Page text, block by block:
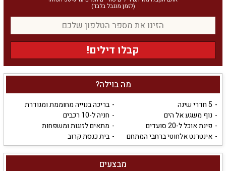
מה בוילה?
5 חדרי שינה
בריכה בנוייה מחוממת ומגודרת
נוף משגע אל הים
חניה ל-10 רכבים
פינת אוכל ל-20 סועדים
מתאים לזוגות ומשפחות
אינטרנט אלחוטי ברחבי המתחם
בית כנסת קרוב
מבצעים
(לזמן מוגבל בלבד)
קבלו דילים!